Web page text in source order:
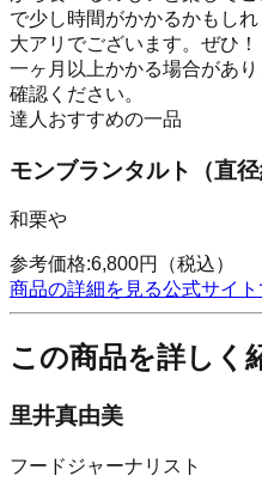
で少し時間がかかるかもし
大アリでございます。ぜひ
一ヶ月以上かかる場合があ
確認ください。
達人おすすめの一品
モンブランタルト（直径
和栗や
参考価格:6,800円
（税込）
商品の詳細を見る公式サイト
この商品を詳しく
里井真由美
フードジャーナリスト